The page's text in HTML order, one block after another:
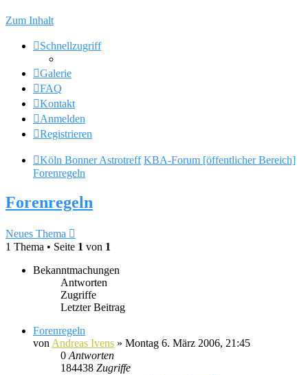
Zum Inhalt
Schnellzugriff
Galerie
FAQ
Kontakt
Anmelden
Registrieren
Köln Bonner Astrotreff KBA-Forum [öffentlicher Bereich]
Forenregeln
Forenregeln
Neues Thema
1 Thema • Seite 1 von 1
Bekanntmachungen
Antworten
Zugriffe
Letzter Beitrag
Forenregeln
von Andreas Ivens » Montag 6. März 2006, 21:45
0 Antworten
184438 Zugriffe